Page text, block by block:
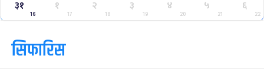
३१
16
१
17
२
18
३
19
४
20
५
21
६
22
सिफारिस